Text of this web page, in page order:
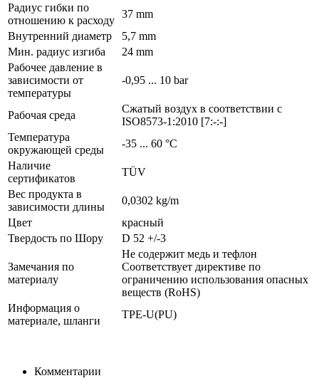
Радиус гибки по
отношению к расходу
37 mm
Внутренний диаметр
5,7 mm
Мин. радиус изгиба
24 mm
Рабочее давление в
зависимости от
температуры
-0,95 ... 10 bar
Рабочая среда
Сжатый воздух в соответствии с
ISO8573-1:2010 [7:-:-]
Температура
окружающей среды
-35 ... 60 °C
Наличие
сертификатов
TÜV
Вес продукта в
зависимости длины
0,0302 kg/m
Цвет
красный
Твердость по Шору
D 52 +/-3
Замечания по
материалу
Не содержит медь и тефлон
Соответствует директиве по
ограничению использования опасных
веществ (RoHS)
Информация о
материале, шланги
TPE-U(PU)
Комментарии